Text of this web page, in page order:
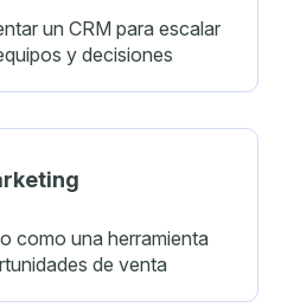
un CRM para escalar
y decisiones
como una herramienta
de venta